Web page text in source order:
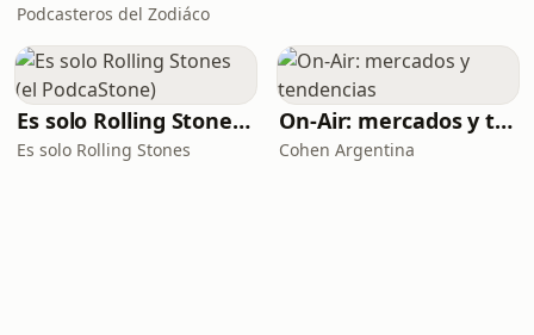
Podcasteros del Zodiáco
Es solo Rolling Stones (el PodcaStone)
Es solo Rolling Stones
On-Air: mercados y tendencias
Cohen Argentina